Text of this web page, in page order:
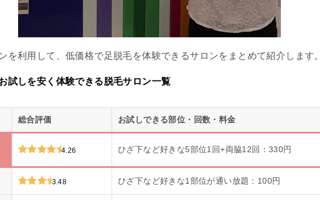
を利用して、低価格で足脱毛を体験できるサロンをまとめて紹介します。
試しを安く体験できる脱毛サロン一覧
総合評価 お試しできる部位・回数・料金
4.26 ひざ下など好きな5部位1回+両脇12回：330円
3.48 ひざ下など好きな1部位が通い放題：100円